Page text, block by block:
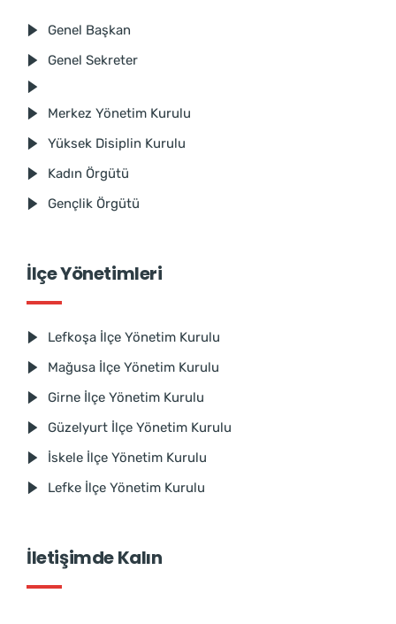
Genel Başkan
Genel Sekreter
Merkez Yönetim Kurulu
Yüksek Disiplin Kurulu
Kadın Örgütü
Gençlik Örgütü
İlçe Yönetimleri
Lefkoşa İlçe Yönetim Kurulu
Mağusa İlçe Yönetim Kurulu
Girne İlçe Yönetim Kurulu
Güzelyurt İlçe Yönetim Kurulu
İskele İlçe Yönetim Kurulu
Lefke İlçe Yönetim Kurulu
İletişimde Kalın